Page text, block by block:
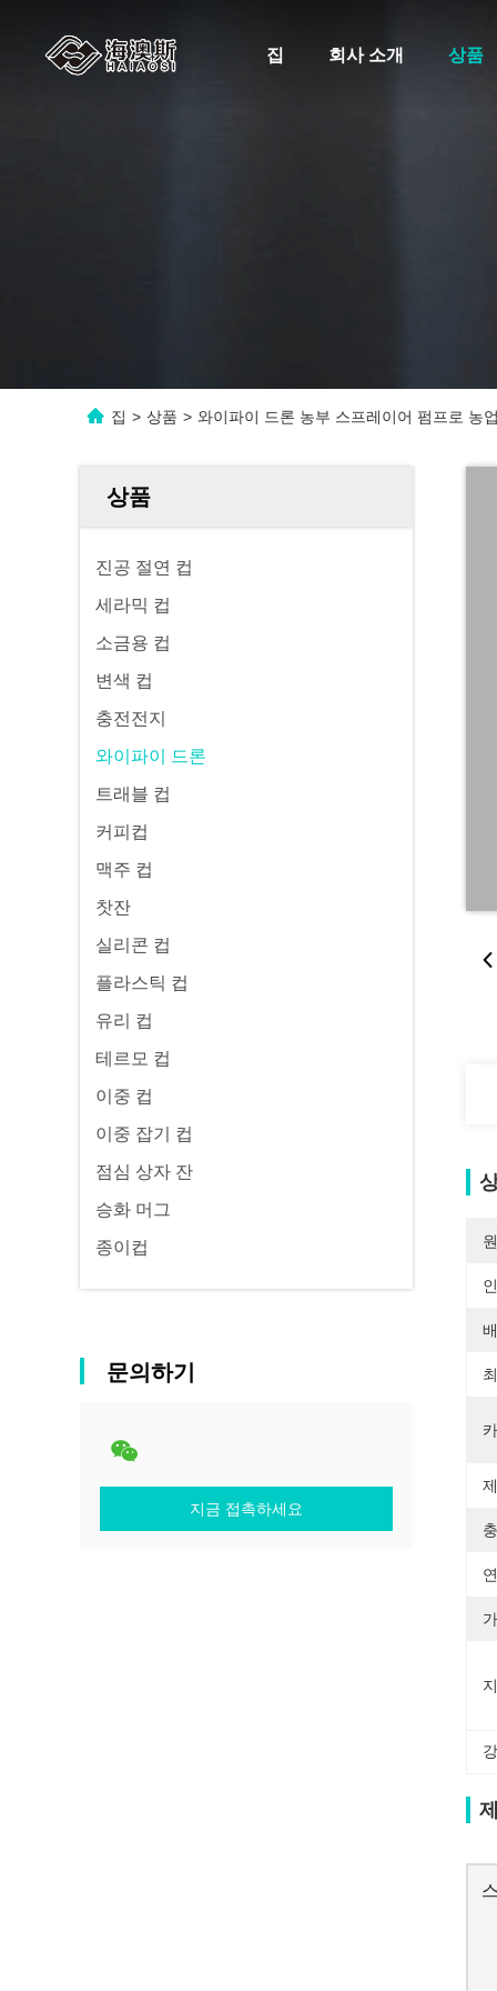
집 회사 소개 상품
집 > 상품 > 와이파이 드론 농부 스프레이어 펌프로 농
상품
진공 절연 컵
세라믹 컵
소금용 컵
변색 컵
충전전지
와이파이 드론
트래블 컵
커피컵
맥주 컵
찻잔
실리콘 컵
플라스틱 컵
유리 컵
테르모 컵
이중 컵
이중 잡기 컵
점심 상자 잔
승화 머그
종이컵
문의하기
지금 접촉하세요